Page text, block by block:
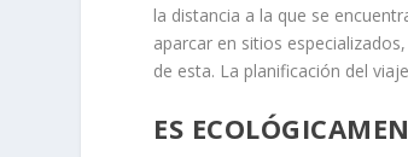
la distancia a la que se
aparcar en sitios
de esta. La planificación del
ES